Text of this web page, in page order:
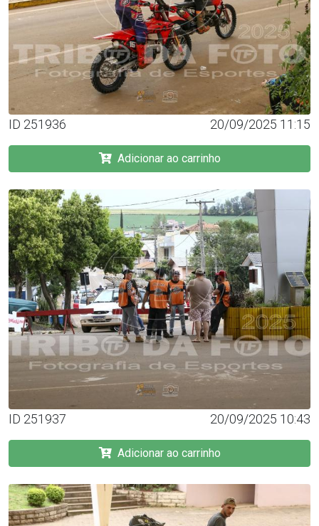
ID 251936 20/09/2025 11:15
Adicionar ao carrinho
ID 251937 20/09/2025 10:43
Adicionar ao carrinho